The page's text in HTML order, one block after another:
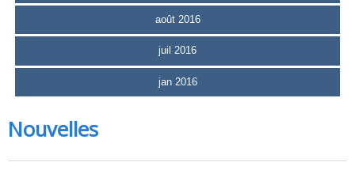
août 2016
juil 2016
jan 2016
Nouvelles